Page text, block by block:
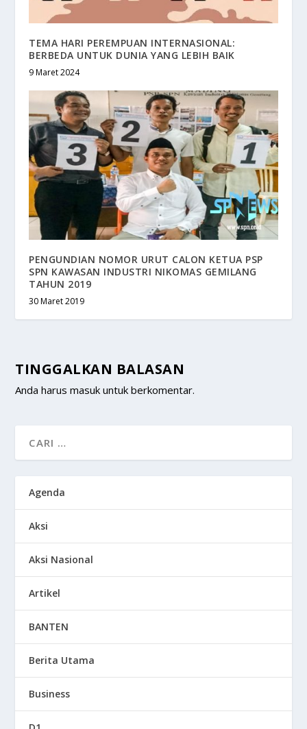
TEMA HARI PEREMPUAN INTERNASIONAL:
BERBEDA UNTUK DUNIA YANG LEBIH BAIK
9 Maret 2024
PENGUNDIAN NOMOR URUT CALON KETUA PSP
SPN KAWASAN INDUSTRI NIKOMAS GEMILANG
TAHUN 2019
30 Maret 2019
TINGGALKAN BALASAN
Anda harusmasuk untuk berkomentar.
Agenda
Aksi
Aksi Nasional
Artikel
BANTEN
Berita Utama
Business